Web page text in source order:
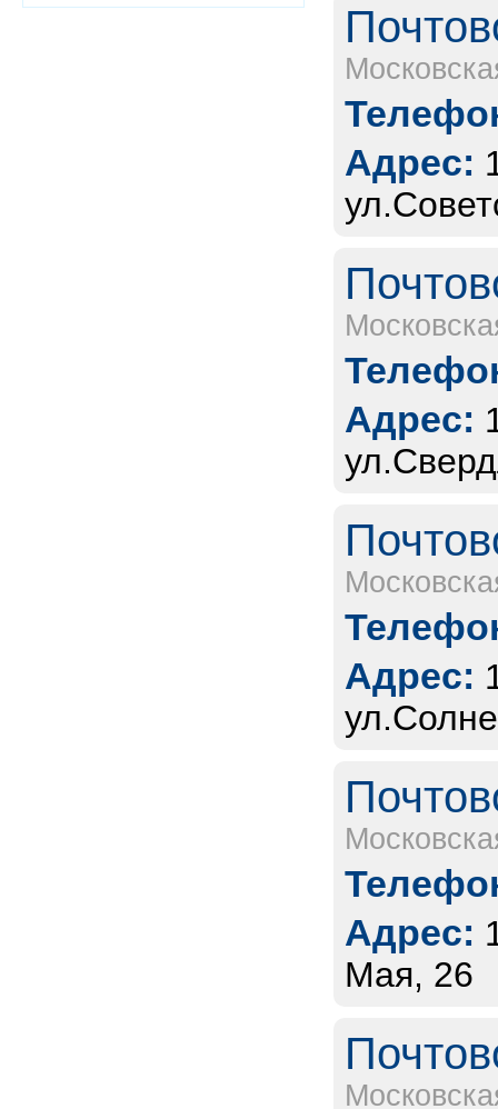
Адрес:
Адрес:
Адрес:
Адрес:
Мая, 26